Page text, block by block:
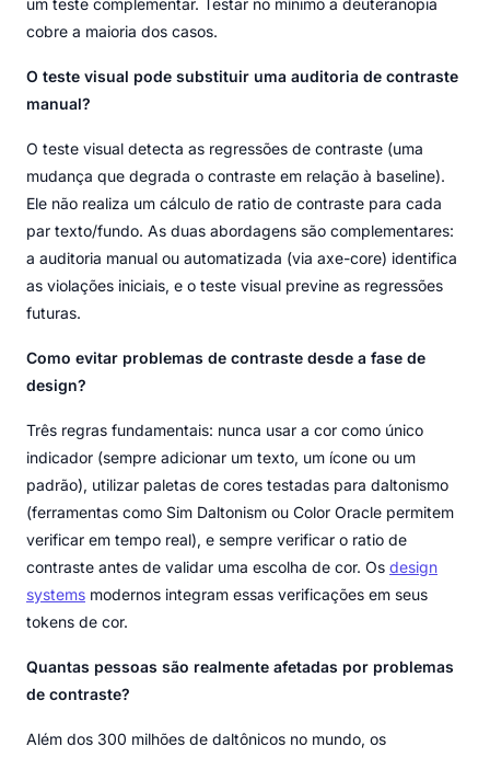
cobre a maioria dos casos.
O teste visual pode substituir uma auditoria de contraste
manual?
O teste visual detecta as regressões de contraste (uma
mudança que degrada o contraste em relação à baseline).
Ele não realiza um cálculo de ratio de contraste para cada
par texto/fundo. As duas abordagens são complementares:
a auditoria manual ou automatizada (via axe-core) identifica
as violações iniciais, e o teste visual previne as regressões
futuras.
Como evitar problemas de contraste desde a fase de
design?
Três regras fundamentais: nunca usar a cor como único
indicador (sempre adicionar um texto, um ícone ou um
padrão), utilizar paletas de cores testadas para daltonismo
(ferramentas como Sim Daltonism ou Color Oracle permitem
verificar em tempo real), e sempre verificar o ratio de
contraste antes de validar uma escolha de cor. Os design
systems modernos integram essas verificações em seus
tokens de cor.
Quantas pessoas são realmente afetadas por problemas
de contraste?
Além dos 300 milhões de daltônicos no mundo, os